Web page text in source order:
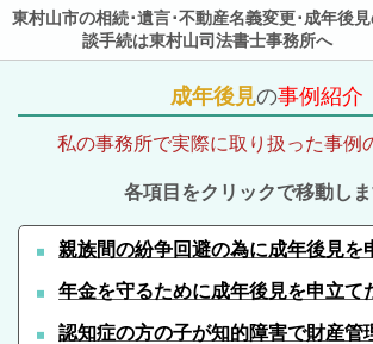
東村山市の相続･遺言･不動産名義変更･成年後
談手続は東村山司法書士事務所へ
成年後見の事例紹介
私の事務所で実際に取り扱った事例
各項目をクリックで移動しま
親族間の紛争回避の為に成年後見を
年金を守るために成年後見を申立て
認知症の方の子が知的障害で財産管